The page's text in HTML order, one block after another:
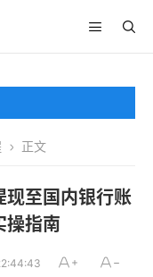
正文
至国内银行账
操指南